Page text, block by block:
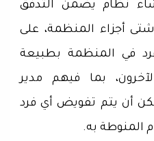
نظام يضمن التدفق
أجزاء المنظمة، على
في المنظمة بطبيعة
بما فيهم مدير
أن يتم تفويض أي فرد
المنوطة به.